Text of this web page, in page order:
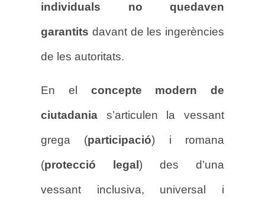
individuals no quedaven
garantits davant de les ingerències
de les autoritats.
En el concepte modern de
ciutadania s’articulen la vessant
grega (participació) i romana
(protecció legal) des d’una
vessant inclusiva, universal i